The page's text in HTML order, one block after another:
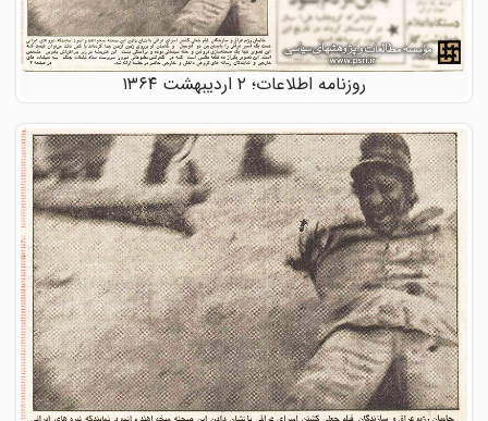
روزنامه اطلاعات؛ ۲ اردیبهشت ۱۳۶۴